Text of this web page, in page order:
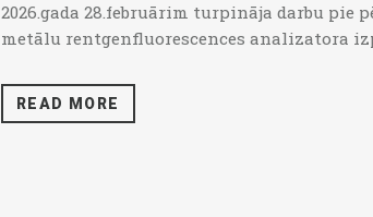
2026.gada 28.februārim turpināja darbu pie
metālu rentgenfluorescences analizatora
READ MORE